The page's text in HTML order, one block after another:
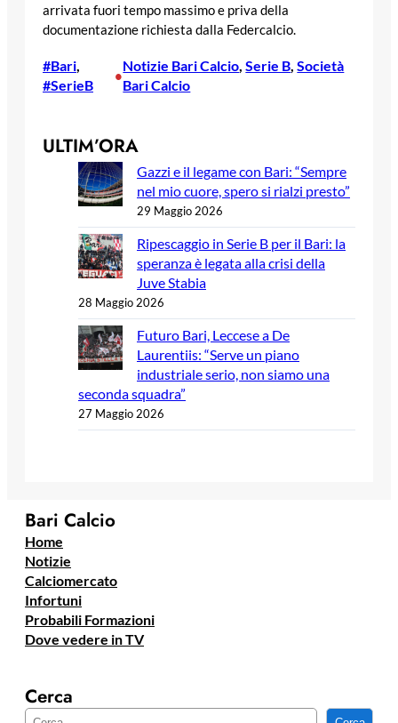
arrivata fuori tempo massimo e priva della
documentazione richiesta dalla Federcalcio.
#Bari
#SerieB
•
Notizie Bari Calcio, Serie B, Società
Bari Calcio
ULTIM’ORA
Gazzi e il legame con Bari: “Sempre
nel mio cuore, spero si rialzi presto”
29 Maggio 2026
Ripescaggio in Serie B per il Bari: la
speranza è legata alla crisi della
Juve Stabia
28 Maggio 2026
Futuro Bari, Leccese a De
Laurentiis: “Serve un piano
industriale serio, non siamo una
seconda squadra”
27 Maggio 2026
Bari Calcio
Home
Notizie
Calciomercato
Infortuni
Probabili Formazioni
Dove vedere in TV
Cerca